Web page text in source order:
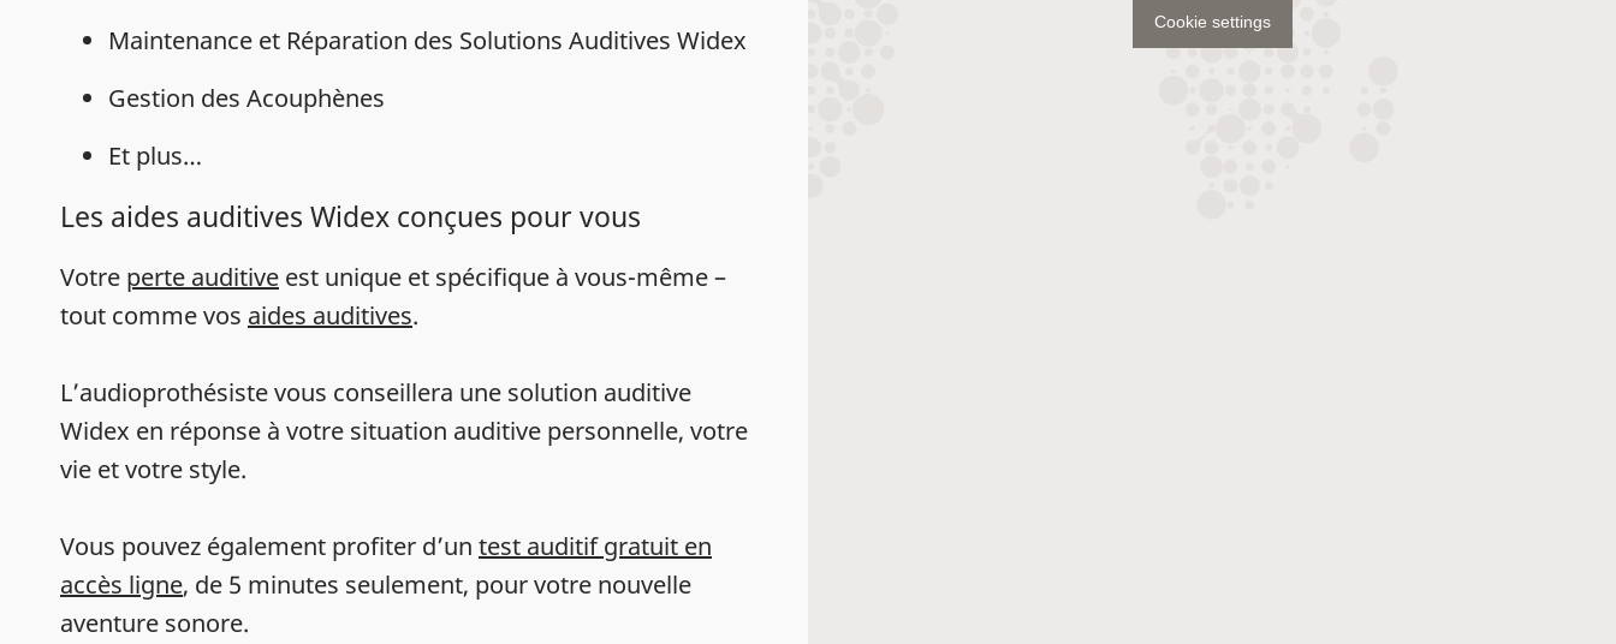
Maintenance et Réparation des Solutions Auditives Widex
Gestion des Acouphènes
Et plus…
Les aides auditives Widex conçues pour vous
Votre perte auditive est unique et spécifique à vous-même –
tout comme vos aides auditives.
L’audioprothésiste vous conseillera une solution auditive
Widex en réponse à votre situation auditive personnelle, votre
vie et votre style.
Vous pouvez également profiter d’un test auditif gratuit en
accès ligne, de 5 minutes seulement, pour votre nouvelle
aventure sonore.
Cookie settings